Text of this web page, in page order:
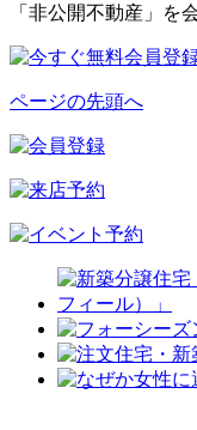
「非公開不動産」を
ページの先頭へ